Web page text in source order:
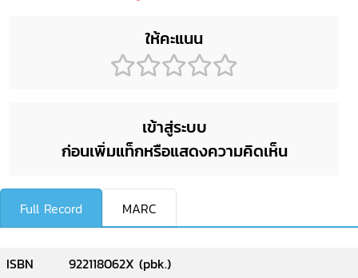
ให้คะแนน
เข้าสู่ระบบ
ก่อนเพิ่มแท็กหรือแสดงความคิดเห็น
Full Record MARC
ISBN
922118062X (pbk.)